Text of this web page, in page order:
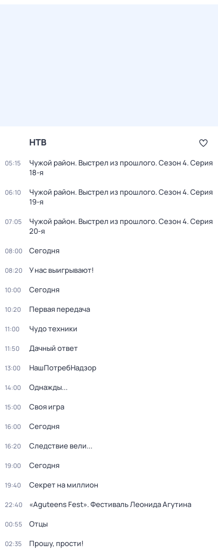
НТВ
05:15 Чужой район. Выстрел из прошлого. Сезон 4. Серия
18-я
06:10 Чужой район. Выстрел из прошлого. Сезон 4. Серия
19-я
07:05 Чужой район. Выстрел из прошлого. Сезон 4. Серия
20-я
08:00 Сегодня
08:20 У нас выигрывают!
10:00 Сегодня
10:20 Первая передача
11:00 Чудо техники
11:50 Дачный ответ
13:00 НашПотребНадзор
14:00 Однажды...
15:00 Своя игра
16:00 Сегодня
16:20 Следствие вели...
19:00 Сегодня
19:40 Секрет на миллион
22:40 «Aguteens Fest». Фестиваль Леонида Агутина
00:55 Отцы
02:35 Прошу, прости!